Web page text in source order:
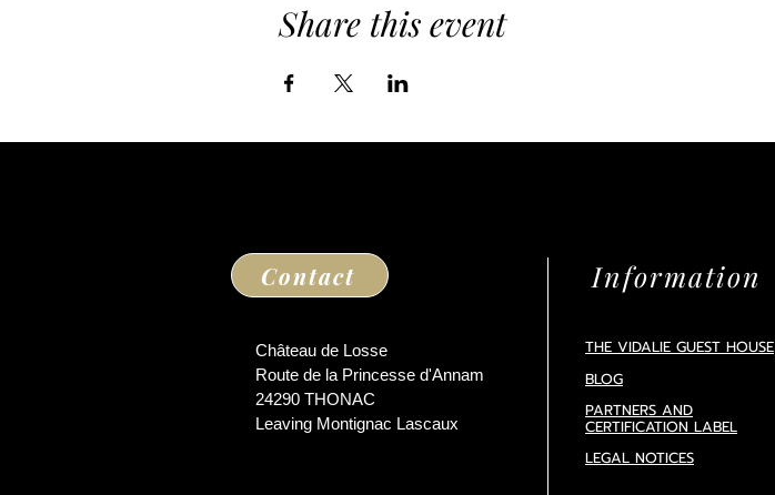
Share this event
Contact
Château de Losse
Route de la Princesse d'Annam
24290 THONAC
Leaving Montignac Lascaux
Information
THE VIDALIE GUEST HOUSE
BLOG
PARTNERS AND
CERTIFICATION LABEL
LEGAL NOTICES